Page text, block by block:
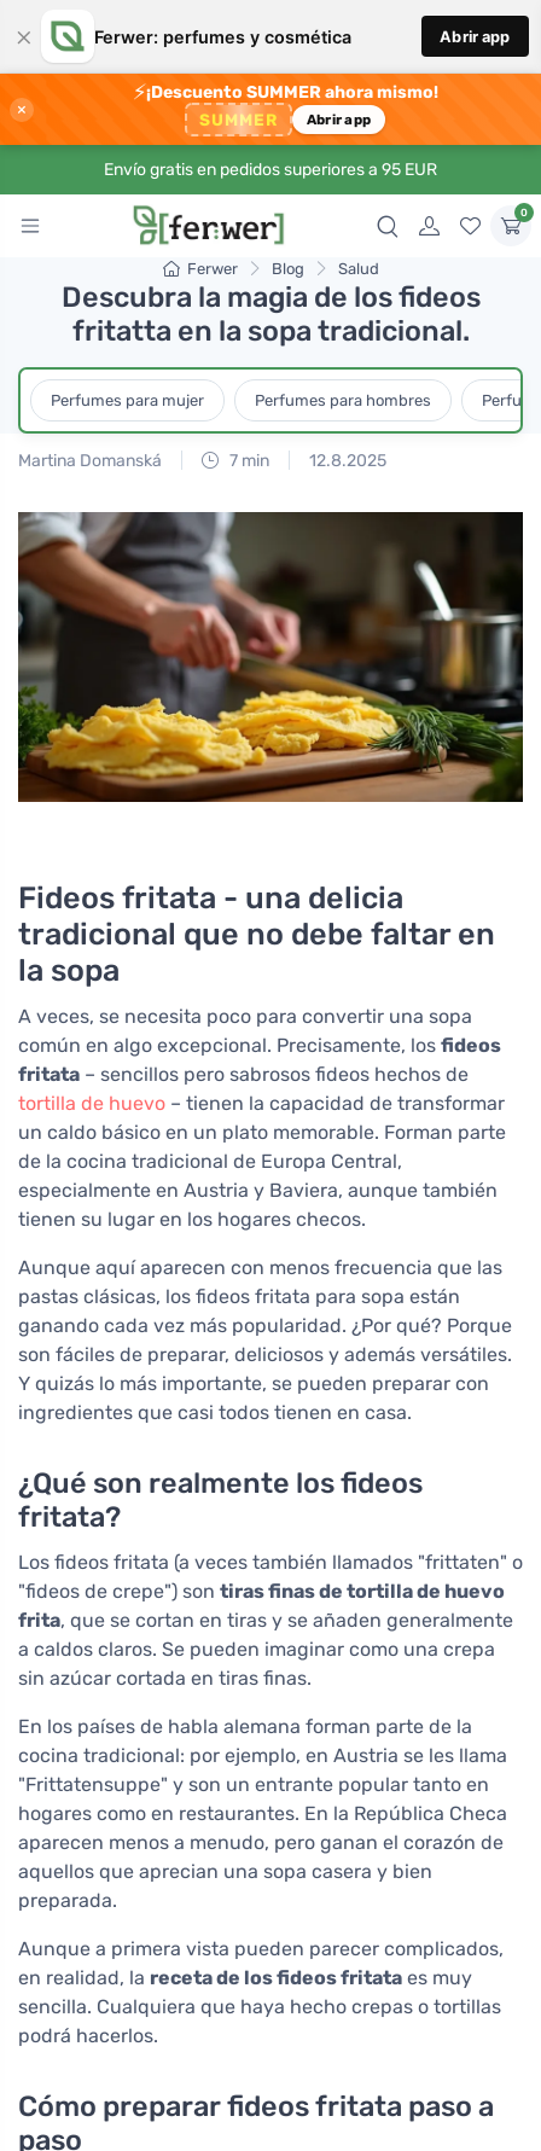
× Ferwer: perfumes y cosmética Abrir app
×
⚡¡Descuento SUMMER ahora mismo!
SUMMER Abrir app
Envío gratis en pedidos superiores a 95 EUR
0
Ferwer Blog Salud
Descubra la magia de los fideos
fritatta en la sopa tradicional.
Perfumes para mujer Perfumes para hombres
Martina Domanská 7 min 12.8.2025
Fideos fritata - una delicia
tradicional que no debe faltar en
la sopa
A veces, se necesita poco para convertir una sopa
común en algo excepcional. Precisamente, los fideos
fritata – sencillos pero sabrosos fideos hechos de
tortilla de huevo – tienen la capacidad de transformar
un caldo básico en un plato memorable. Forman parte
de la cocina tradicional de Europa Central,
especialmente en Austria y Baviera, aunque también
tienen su lugar en los hogares checos.
Aunque aquí aparecen con menos frecuencia que las
pastas clásicas, los fideos fritata para sopa están
ganando cada vez más popularidad. ¿Por qué? Porque
son fáciles de preparar, deliciosos y además versátiles.
Y quizás lo más importante, se pueden preparar con
ingredientes que casi todos tienen en casa.
¿Qué son realmente los fideos
fritata?
Los fideos fritata (a veces también llamados "frittaten" o
"fideos de crepe") son tiras finas de tortilla de huevo
frita, que se cortan en tiras y se añaden generalmente
a caldos claros. Se pueden imaginar como una crepa
sin azúcar cortada en tiras finas.
En los países de habla alemana forman parte de la
cocina tradicional: por ejemplo, en Austria se les llama
"Frittatensuppe" y son un entrante popular tanto en
hogares como en restaurantes. En la República Checa
aparecen menos a menudo, pero ganan el corazón de
aquellos que aprecian una sopa casera y bien
preparada.
Aunque a primera vista pueden parecer complicados,
en realidad, la receta de los fideos fritata es muy
sencilla. Cualquiera que haya hecho crepas o tortillas
podrá hacerlos.
Cómo preparar fideos fritata paso a
paso